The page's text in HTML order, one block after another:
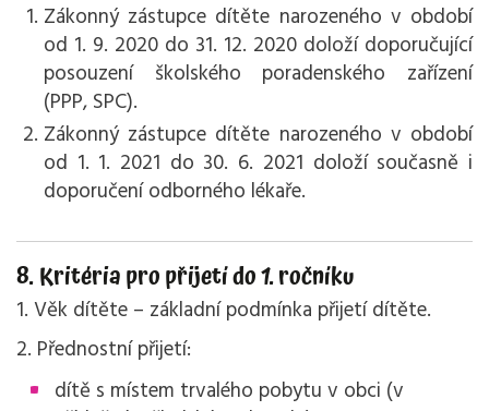
Zákonný zástupce dítěte narozeného v období
od 1. 9. 2020 do 31. 12. 2020 doloží doporučující
posouzení školského poradenského zařízení
(PPP, SPC).
Zákonný zástupce dítěte narozeného v období
od 1. 1. 2021 do 30. 6. 2021 doloží současně i
doporučení odborného lékaře.
8. Kritéria pro přijetí do 1. ročníku
1. Věk dítěte – základní podmínka přijetí dítěte.
2. Přednostní přijetí:
dítě s místem trvalého pobytu v obci (v